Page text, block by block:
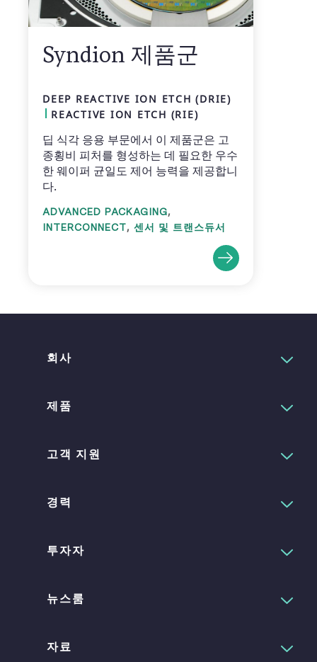
Syndion 제품군
DEEP REACTIVE ION ETCH (DRIE)
REACTIVE ION ETCH (RIE)
딥 식각 응용 부문에서 이 제품군은 고
종횡비 피처를 형성하는 데 필요한 우수
한 웨이퍼 균일도 제어 능력을 제공합니
다.
ADVANCED PACKAGING,
INTERCONNECT, 센서 및 트랜스듀서
회사
제품
고객 지원
경력
투자자
뉴스룸
자료